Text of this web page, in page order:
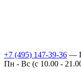
+7 (495) 147-39-36 —
Пн - Вс (c 10.00 -